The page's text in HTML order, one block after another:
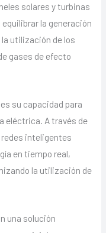
solares y turbinas
la generación
utilización de los
gases de efecto
su capacidad para
eléctrica. A través de
inteligentes
en tiempo real,
la utilización de
una solución